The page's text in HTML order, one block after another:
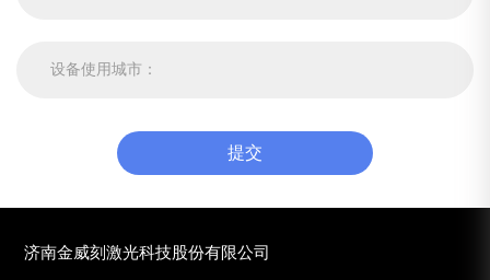
提交
济南金威刻激光科技股份有限公司